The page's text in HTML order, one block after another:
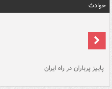
حوادث
پاییز پرباران در راه ایران